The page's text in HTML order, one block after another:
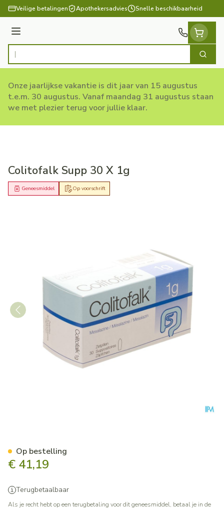
Ga naar de inhoud
Veilige betalingen Apothekersadvies Snelle beschikbaarheid
Menu
Product, merk, categorie... Zoek
Onze jaarlijkse vakantie is dit jaar van 15 augustus
t.e.m. 30 augustus. Vanaf maandag 31 augustus staan
we met plezier terug voor jullie klaar.
Colitofalk Supp 30 X 1g
Op voorschrift
Geneesmiddel
€ 41,19
Terugbetaalbaar
Als je recht hebt op een terugbetaling voor dit geneesmiddel, betaal je in de
Op bestelling